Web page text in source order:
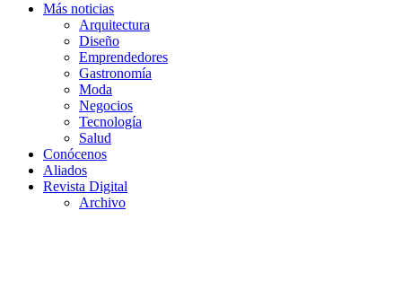
Más noticias
Arquitectura
Diseño
Emprendedores
Gastronomía
Moda
Negocios
Tecnología
Salud
Conócenos
Aliados
Revista Digital
Archivo